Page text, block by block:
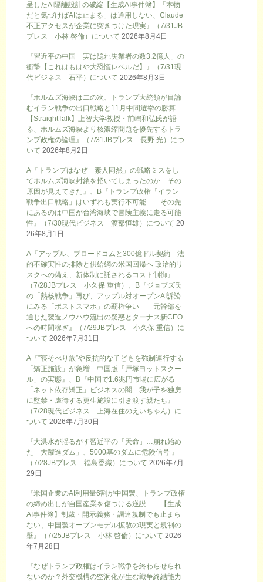
呈したAI隔離設計の破綻【生成AI事件簿】「本物
だと気づけばAIは止まる」は通用しない、Claude
不正アクセスが企業に突きつけた現実』（7/31JB
プレス 小林 啓倫）について 2026年8月4日
『習近平の中国「実は隠れ失業者の数3.2億人」の
衝撃【これはもはや大恐慌レベルだ】』（7/31現
代ビジネス 石平）について 2026年8月3日
『ホルムズ海峡は二の次、トランプ大統領が目論
むイラン戦争の出口戦略と11月中間選挙の勝算
【StraightTalk】上智大学教授・前嶋和弘氏が語
る、ホルムズ海峡より核濃縮問題を優先するトラ
ンプ政権の論理』（7/31JBプレス 長野 光）につ
いて 2026年8月2日
A『トランプはなぜ「素人同然」の戦略ミスをし
てホルムズ海峡封鎖を招いてしまったのか…その
原因が見えてきた』、B『トランプ政権「イラン
戦争出口戦略」はいずれも実行不可能……その先
にあるのは中国が台湾海峡で冒険主義に走る可能
性』（7/30現代ビジネス 渡部恒雄）について 20
26年8月1日
A『アップル、ブロードコムと300億ドル契約 法
的不確実性の排除と供給網の米国回帰へ 政治的リ
スクへの備え、新体制に託されるコスト制御』
（7/28JBプレス 小久保 重信）、B『ジョブズ氏
の「熱核戦争」再び、アップル対オープンAI訴訟
にみる「ポストスマホ」の覇権争い 元幹部を
通じた製造ノウハウ流出の疑惑とターナス新CEO
への時間稼ぎ』（7/29JBプレス 小久保 重信）に
ついて 2026年7月31日
A『”寝そべり族”や反抗的な子どもを強制連行する
「矯正施設」が急増…中国版「戸塚ヨットスクー
ル」の実態』、B『中国で1.6兆円市場に広がる
「ネット依存矯正」ビジネスの闇…我が子を独房
に監禁・虐待する更生施設に引き渡す親たち』
（7/28現代ビジネス 上海在住のえいちゃん）に
ついて 2026年7月30日
『大洪水が揺るがす習近平の「天命」…崩れ始め
た「大躍進ダム」、5000基のダムに危険信号 』
（7/28JBプレス 福島香織）について 2026年7月
29日
『米国企業のAI利用量6割が中国製、トランプ政権
の締め出しが自国産業を傷つける逆説 【生成
AI事件簿】制裁・開示義務・調達規制でも止まら
ない、中国製オープンモデル拡散の現実と規制の
壁』（7/25JBプレス 小林 啓倫）について 2026
年7月28日
『なぜトランプ政権はイラン戦争を終わらせられ
ないのか？外交機構の空洞化が生む戦争終結能力